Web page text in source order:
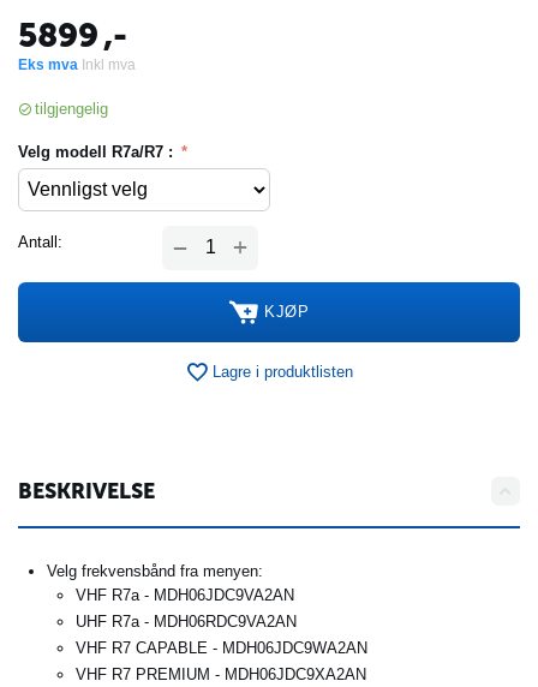
5899,-
Eks mva Inkl mva
tilgjengelig
Velg modell R7a/R7 :
Antall: +
−
KJØP
Lagre i produktlisten
BESKRIVELSE
Velg frekvensbånd fra menyen:
VHF R7a - MDH06JDC9VA2AN
UHF R7a - MDH06RDC9VA2AN
VHF R7 CAPABLE - MDH06JDC9WA2AN
VHF R7 PREMIUM - MDH06JDC9XA2AN